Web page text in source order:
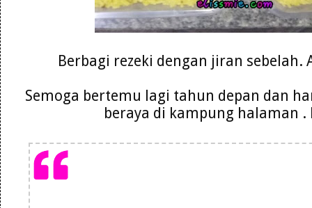
Berbagi rezeki dengan jiran
Semoga bertemu lagi tahun depan dan
beraya di kampung halaman